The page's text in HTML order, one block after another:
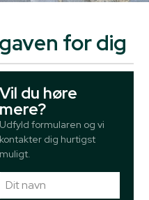
for dig
Vil du høre
mere?
Udfyld formularen og vi
kontakter dig hurtigst
muligt.